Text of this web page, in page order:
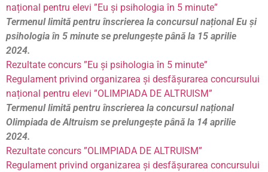
național pentru elevi ”Eu și psihologia în 5 minute”
Termenul limită pentru înscrierea la concursul național Eu și
psihologia în 5 minute se prelungește până la 15 aprilie
2024.
Rezultate concurs ”Eu și psihologia în 5 minute”
Regulament privind organizarea și desfășurarea concursului
național pentru elevi ”OLIMPIADA DE ALTRUISM”
Termenul limită pentru înscrierea la concursul național
Olimpiada de Altruism se prelungește până la 14 aprilie
2024.
Rezultate concurs ”OLIMPIADA DE ALTRUISM”
Regulament privind organizarea și desfășurarea concursului